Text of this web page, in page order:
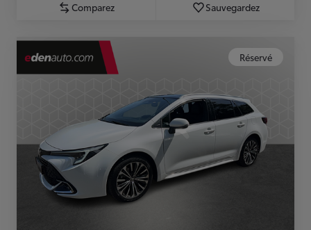
Comparez Sauvegardez
Réservé